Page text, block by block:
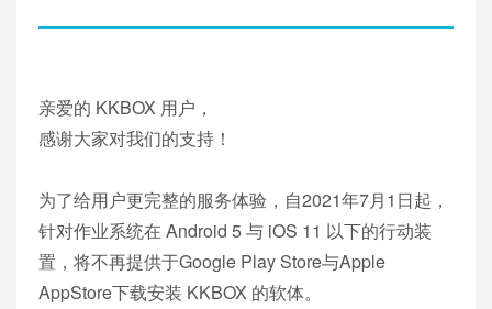
亲爱的 KKBOX 用户，
感谢大家对我们的支持！
为了给用户更完整的服务体验，自2021年7月1日起，
针对作业系统在 Android 5 与 iOS 11 以下的行动装
置，将不再提供于Google Play Store与Apple
AppStore下载安装 KKBOX 的软体。